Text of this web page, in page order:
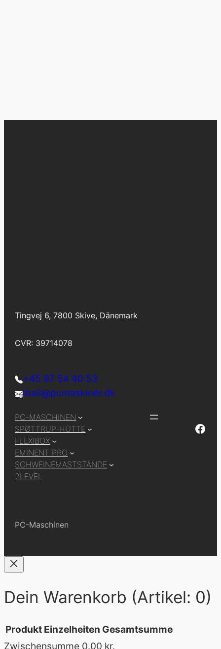
Tingvej 6, 7800 Skive, Dänemark
CVR: 39714078
+45 97 54 40 53
mail@pcmaskiner.dk
PC-MASCHINEN
SPØTTRUP-HÜTTE
FLEXIBOX
EMINENT PRO
SCHWEINEMASTSTÄNDE
2LEVEL
Facebook
PC-Maschinen
Dein Warenkorb (Artikel: 0)
Produkt Einzelheiten Gesamtsumme
Zwischensumme 0.00 kr.